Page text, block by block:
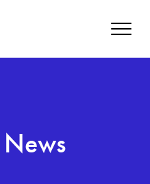
Toggle